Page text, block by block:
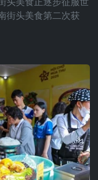
街头美食第二次获